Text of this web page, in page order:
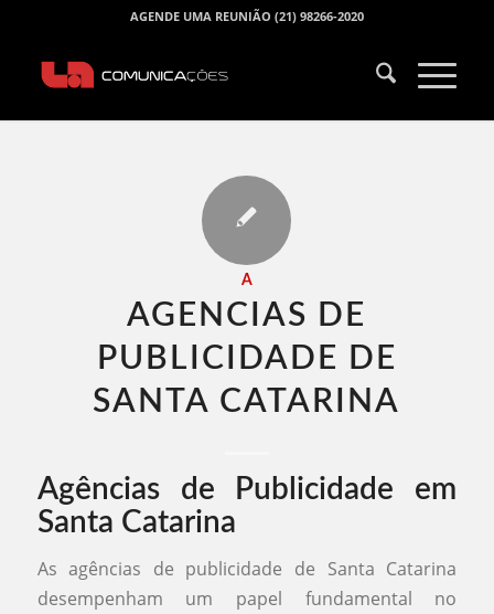
AGENDE UMA REUNIÃO (21) 98266-2020
A
AGENCIAS DE
PUBLICIDADE DE
SANTA CATARINA​
Agências de Publicidade em
Santa Catarina
As agências de publicidade de Santa Catarina
desempenham um papel fundamental no